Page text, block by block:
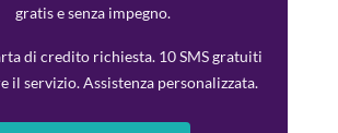
gratis e senza impegno.
di credito richiesta. 10 SMS gratuiti
il servizio. Assistenza personalizzata.